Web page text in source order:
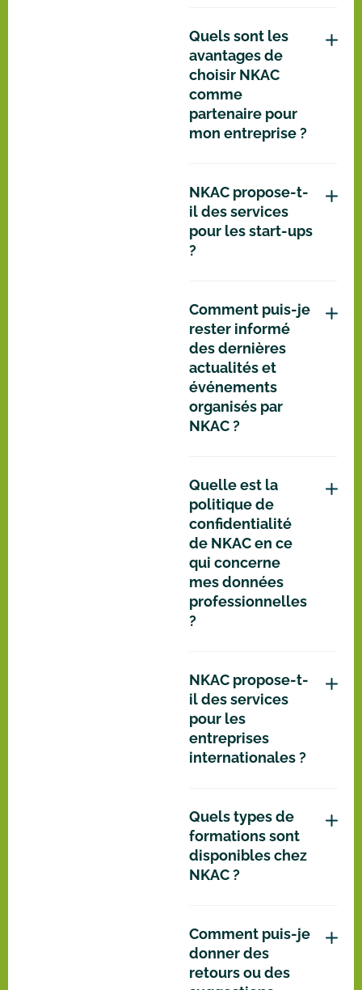
Quels sont les
avantages de
choisir NKAC
comme
partenaire pour
mon entreprise ?
NKAC propose-t-
il des services
pour les start-ups
?
Comment puis-je
rester informé
des dernières
actualités et
événements
organisés par
NKAC ?
Quelle est la
politique de
confidentialité
de NKAC en ce
qui concerne
mes données
professionnelles
?
NKAC propose-t-
il des services
pour les
entreprises
internationales ?
Quels types de
formations sont
disponibles chez
NKAC ?
Comment puis-je
donner des
retours ou des